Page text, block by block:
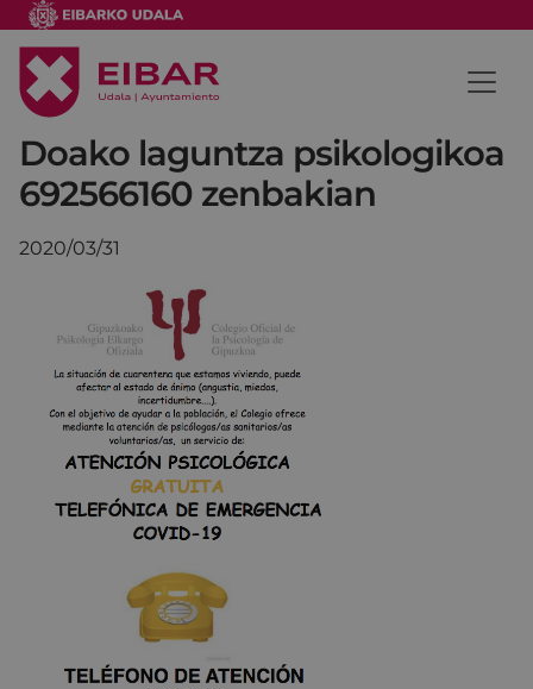
Doako laguntza psikologikoa
692566160 zenbakian
2020/03/31